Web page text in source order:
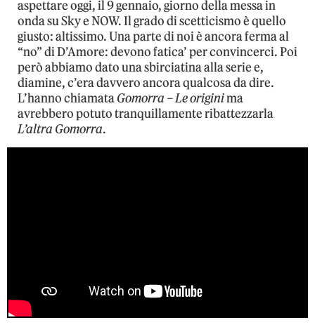
aspettare oggi, il 9 gennaio, giorno della messa in
onda su Sky e NOW. Il grado di scetticismo è quello
giusto: altissimo. Una parte di noi è ancora ferma al
“no” di D’Amore: devono fatica’ per convincerci. Poi
però abbiamo dato una sbirciatina alla serie e,
diamine, c’era davvero ancora qualcosa da dire.
L’hanno chiamataGomorra – Le originima
avrebbero potuto tranquillamente ribattezzarla
L’altra Gomorra.